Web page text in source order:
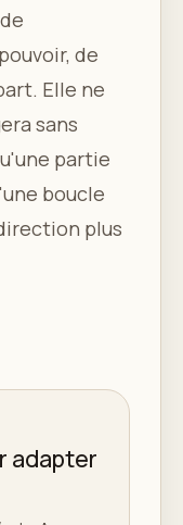
de
Elle ne
sans
partie
boucle
plus
adapter